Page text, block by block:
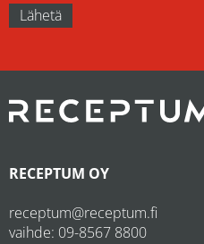
RECEPTUM OY
receptum@receptum.fi
vaihde: 09-8567 8800